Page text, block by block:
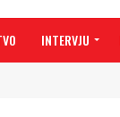
INTERVJU